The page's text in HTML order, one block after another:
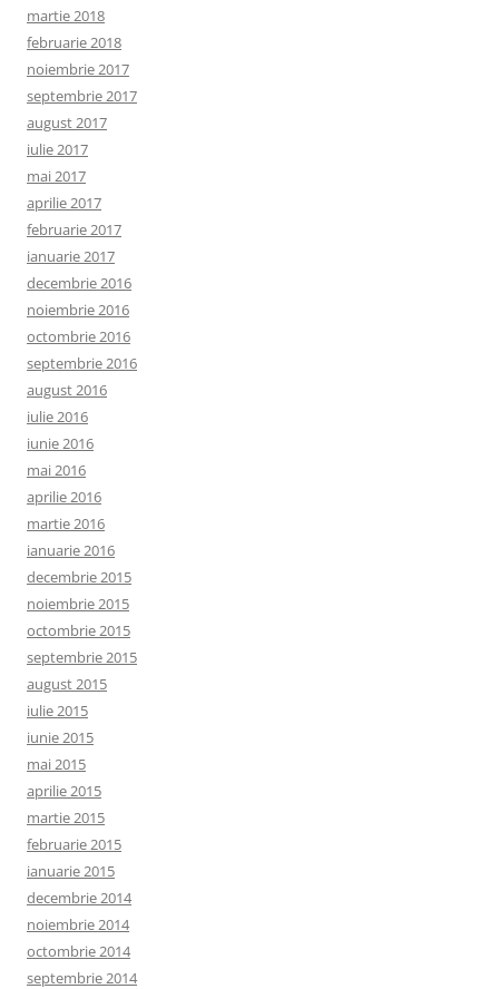
martie 2018
februarie 2018
noiembrie 2017
septembrie 2017
august 2017
iulie 2017
mai 2017
aprilie 2017
februarie 2017
ianuarie 2017
decembrie 2016
noiembrie 2016
octombrie 2016
septembrie 2016
august 2016
iulie 2016
iunie 2016
mai 2016
aprilie 2016
martie 2016
ianuarie 2016
decembrie 2015
noiembrie 2015
octombrie 2015
septembrie 2015
august 2015
iulie 2015
iunie 2015
mai 2015
aprilie 2015
martie 2015
februarie 2015
ianuarie 2015
decembrie 2014
noiembrie 2014
octombrie 2014
septembrie 2014